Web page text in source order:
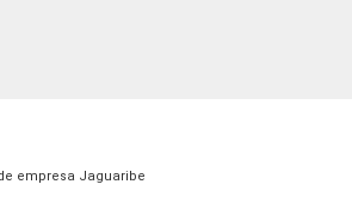
empresa Jaguaribe